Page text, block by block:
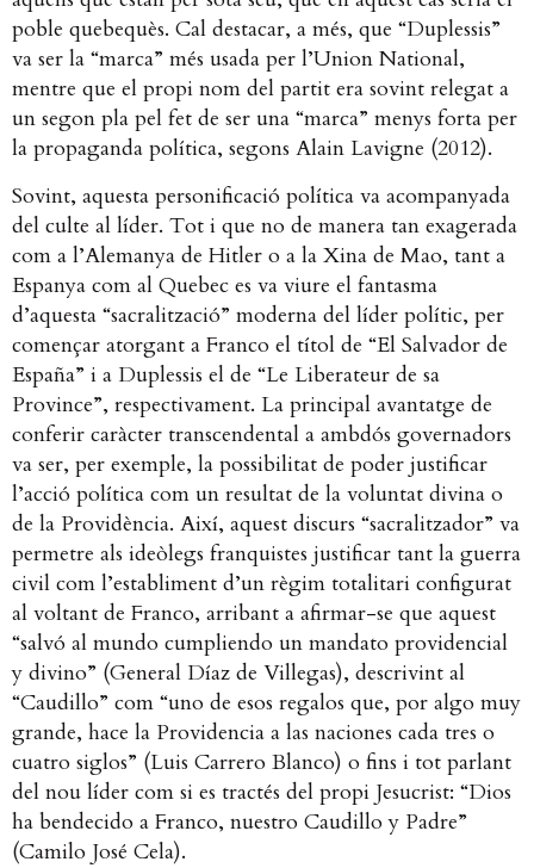
poble quebequès. Cal destacar, a més, que “Duplessis”
va ser la “marca” més usada per l’Union National,
mentre que el propi nom del partit era sovint relegat a
un segon pla pel fet de ser una “marca” menys forta per
la propaganda política, segons Alain Lavigne (2012).
Sovint, aquesta personificació política va acompanyada
del culte al líder. Tot i que no de manera tan exagerada
com a l’Alemanya de Hitler o a la Xina de Mao, tant a
Espanya com al Quebec es va viure el fantasma
d’aquesta “sacralització” moderna del líder polític, per
començar atorgant a Franco el títol de “El Salvador de
España” i a Duplessis el de “Le Liberateur de sa
Province”, respectivament. La principal avantatge de
conferir caràcter transcendental a ambdós governadors
va ser, per exemple, la possibilitat de poder justificar
l’acció política com un resultat de la voluntat divina o
de la Providència. Així, aquest discurs “sacralitzador” va
permetre als ideòlegs franquistes justificar tant la guerra
civil com l’establiment d’un règim totalitari configurat
al voltant de Franco, arribant a afirmar-se que aquest
“salvó al mundo cumpliendo un mandato providencial
y divino” (General Díaz de Villegas), descrivint al
“Caudillo” com “uno de esos regalos que, por algo muy
grande, hace la Providencia a las naciones cada tres o
cuatro siglos” (Luis Carrero Blanco) o fins i tot parlant
del nou líder com si es tractés del propi Jesucrist: “Dios
ha bendecido a Franco, nuestro Caudillo y Padre”
(Camilo José Cela).